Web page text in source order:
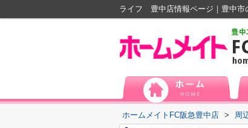
ライフ 豊中店情報ページ｜豊中市
ホームメイトFC阪急豊中店 > 周